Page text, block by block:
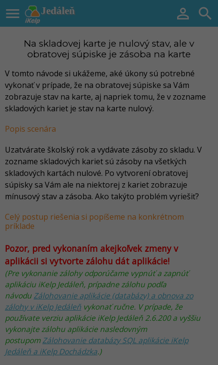
Jedáleň
  
Na skladovej karte je nulový stav, ale v
obratovej súpiske je zásoba na karte
V tomto návode si ukážeme, aké úkony sú potrebné
vykonať v prípade, že na obratovej súpiske sa Vám
zobrazuje stav na karte, aj napriek tomu, že v zozname
skladových kariet je stav na karte nulový.
Popis scenára
Uzatvárate školský rok a vydávate zásoby zo skladu. V
zozname skladových kariet sú zásoby na všetkých
skladových kartách nulové. Po vytvorení obratovej
súpisky sa Vám ale na niektorej z kariet zobrazuje
mínusový stav a zásoba. Ako takýto problém vyriešiť?
Celý postup riešenia si popíšeme na konkrétnom
príklade
Pozor, pred vykonaním akejkoľvek zmeny v
aplikácii si vytvorte zálohu dát aplikácie!
(Pre vykonanie zálohy odporúčame vypnúť a zapnúť
aplikáciu iKelp Jedáleň, prípadne zálohu podľa
návodu Zálohovanie aplikácie (databázy) a obnova zo
zálohy v iKelp Jedáleň vykonať ručne. V prípade, že
používate verziu aplikácie iKelp Jedáleň 2.6.200 a vyššiu
vykonajte zálohu aplikácie nasledovným
postupomZálohovanie databázy SQL aplikácie iKelp
Jedáleň a iKelp Dochádzka.)